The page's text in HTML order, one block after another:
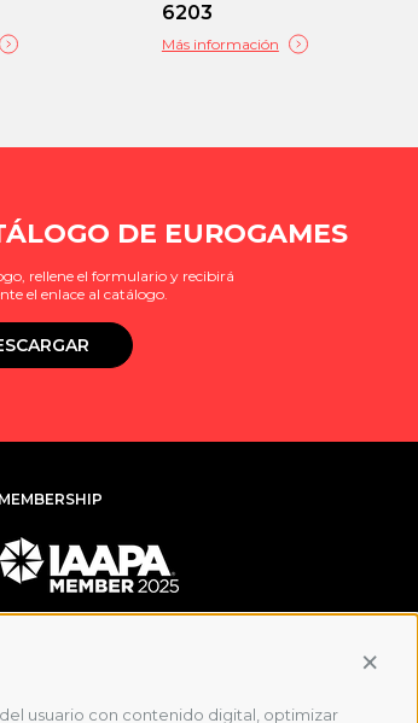
usuario con contenido digital, optimizar
6203
Más información
DE EUROGAMES
rellene el formulario y recibirá
el enlace al catálogo.
MEMBERSHIP